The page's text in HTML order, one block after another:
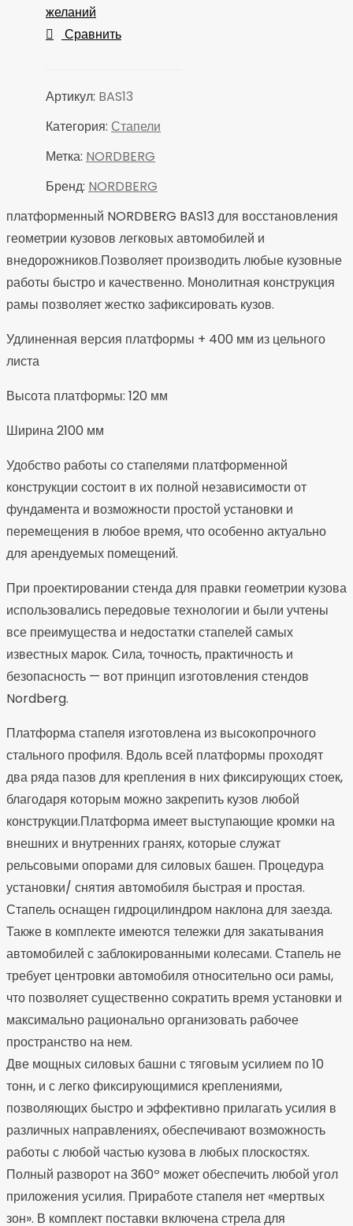
желаний
Сравнить
Артикул: BAS13
Категория: Стапели
Метка: NORDBERG
Бренд: NORDBERG
платформенный NORDBERG BAS13 для восстановления
геометрии кузовов легковых автомобилей и
внедорожников.Позволяет производить любые кузовные
работы быстро и качественно. Монолитная конструкция
рамы позволяет жестко зафиксировать кузов.
Удлиненная версия платформы + 400 мм из цельного
листа
Высота платформы: 120 мм
Ширина 2100 мм
Удобство работы со стапелями платформенной
конструкции состоит в их полной независимости от
фундамента и возможности простой установки и
перемещения в любое время, что особенно актуально
для арендуемых помещений.
При проектировании стенда для правки геометрии кузова
использовались передовые технологии и были учтены
все преимущества и недостатки стапелей самых
известных марок. Сила, точность, практичность и
безопасность — вот принцип изготовления стендов
Nordberg.
Платформа стапеля изготовлена из высокопрочного
стального профиля. Вдоль всей платформы проходят
два ряда пазов для крепления в них фиксирующих стоек,
благодаря которым можно закрепить кузов любой
конструкции.Платформа имеет выступающие кромки на
внешних и внутренних гранях, которые служат
рельсовыми опорами для силовых башен. Процедура
установки/ снятия автомобиля быстрая и простая.
Стапель оснащен гидроцилиндром наклона для заезда.
Также в комплекте имеются тележки для закатывания
автомобилей с заблокированными колесами. Стапель не
требует центровки автомобиля относительно оси рамы,
что позволяет существенно сократить время установки и
максимально рационально организовать рабочее
пространство на нем.
Две мощных силовых башни с тяговым усилием по 10
тонн, и с легко фиксирующимися креплениями,
позволяющих быстро и эффективно прилагать усилия в
различных направлениях, обеспечивают возможность
работы с любой частью кузова в любых плоскостях.
Полный разворот на 360º может обеспечить любой угол
приложения усилия. Приработе стапеля нет «мертвых
зон». В комплект поставки включена стрела для